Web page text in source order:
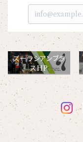
ズーラシアンブラ
スHP